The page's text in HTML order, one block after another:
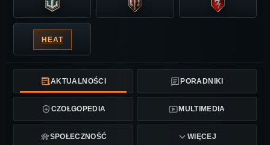
HEAT
AKTUALNOŚCI PORADNIKI
CZOŁGOPEDIA MULTIMEDIA
SPOŁECZNOŚĆ WIĘCEJ